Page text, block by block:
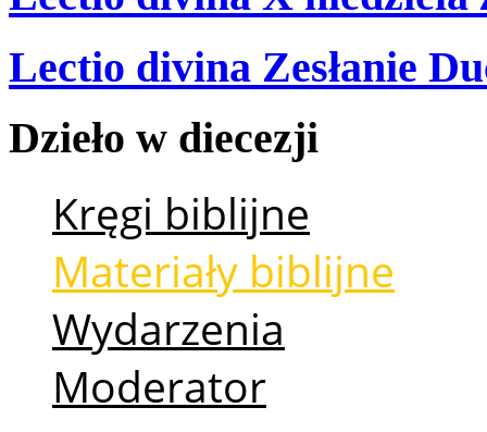
Lectio divina Zesłanie
Dzieło w diecezji
Kręgi biblijne
Materiały biblijne
Wydarzenia
Moderator